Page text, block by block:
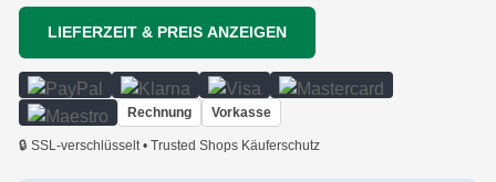
LIEFERZEIT & PREIS ANZEIGEN
Rechnung Vorkasse
🔒 SSL-verschlüsselt • Trusted Shops Käuferschutz